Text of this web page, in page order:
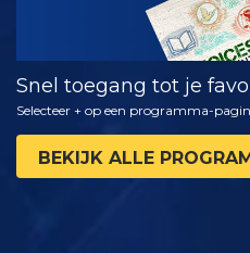
Snel toegang tot je
Selecteer + op een programma-
BEKIJK ALLE